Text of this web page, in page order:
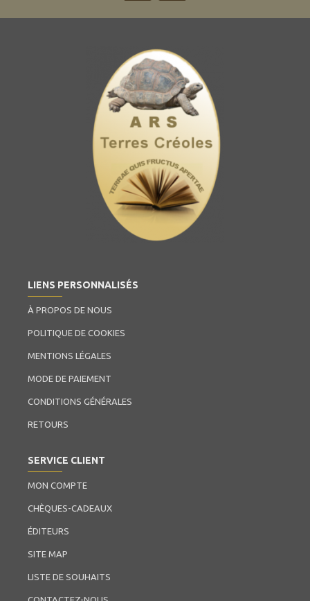
LIENS PERSONNALISÉS
À PROPOS DE NOUS
POLITIQUE DE COOKIES
MENTIONS LÉGALES
MODE DE PAIEMENT
CONDITIONS GÉNÉRALES
RETOURS
SERVICE CLIENT
MON COMPTE
CHÈQUES-CADEAUX
ÉDITEURS
SITE MAP
LISTE DE SOUHAITS